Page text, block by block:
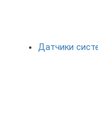
Датчики